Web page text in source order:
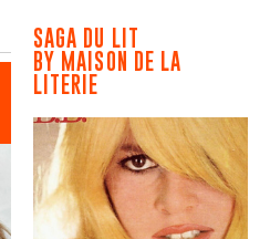
SAGA DU LIT
BY MAISON DE LA
LITERIE